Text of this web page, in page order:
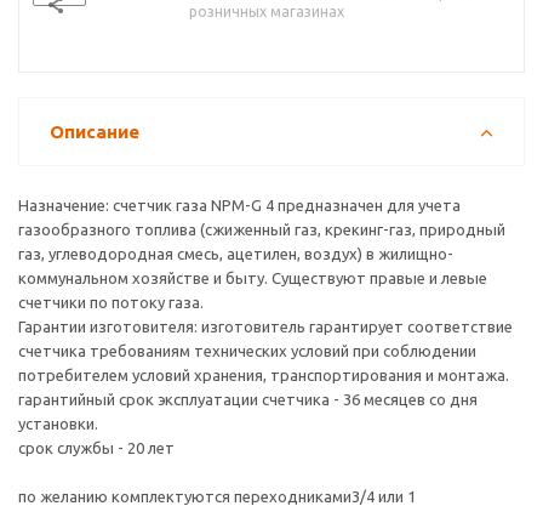
розничных магазинах
Описание
Назначение: счетчик газа NPM-G 4 предназначен для учета
газообразного топлива (сжиженный газ, крекинг-газ, природный
газ, углеводородная смесь, ацетилен, воздух) в жилищно-
коммунальном хозяйстве и быту. Существуют правые и левые
счетчики по потоку газа.
Гарантии изготовителя: изготовитель гарантирует соответствие
счетчика требованиям технических условий при соблюдении
потребителем условий хранения, транспортирования и монтажа.
гарантийный срок эксплуатации счетчика - 36 месяцев со дня
установки.
срок службы - 20 лет
по желанию комплектуются переходниками3/4 или 1